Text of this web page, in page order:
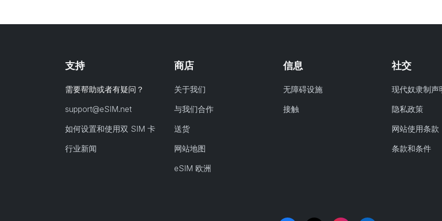
支持
需要帮助或者有疑问？
support@eSIM.net
如何设置和使用双 SIM 卡
行业新闻
商店
关于我们
与我们合作
送货
网站地图
eSIM 欧洲
信息
无障碍设施
接触
社交
现代奴隶制声
隐私政策
网站使用条款
条款和条件